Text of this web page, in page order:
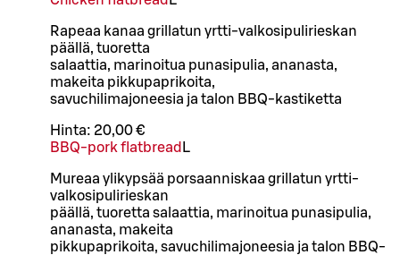
Rapeaa kanaa grillatun yrtti-valkosipulirieskan
päällä, tuoretta
salaattia, marinoitua punasipulia, ananasta,
makeita pikkupaprikoita,
savuchilimajoneesia ja talon BBQ-kastiketta
Hinta: 20,00 €
BBQ-pork flatbread L
Mureaa ylikypsää porsaanniskaa grillatun yrtti-
valkosipulirieskan
päällä, tuoretta salaattia, marinoitua punasipulia,
ananasta, makeita
pikkupaprikoita, savuchilimajoneesia ja talon BBQ-